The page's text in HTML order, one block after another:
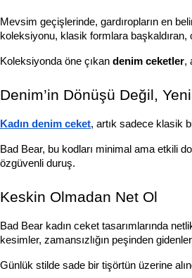
Mevsim geçişlerinde, gardıropların en
koleksiyonu, klasik formlara başkaldıran,
Koleksiyonda öne çıkan denim ceketler,
Denim’in Dönüşü Değil, Yeni
Kadın denim ceket, artık sadece klasik
Bad Bear, bu kodları minimal ama etkili
özgüvenli duruş.
Keskin Olmadan Net Ol
Bad Bear kadın ceket tasarımlarında
kesimler, zamansızlığın peşinden
Günlük stilde sade bir tişörtün üzerine